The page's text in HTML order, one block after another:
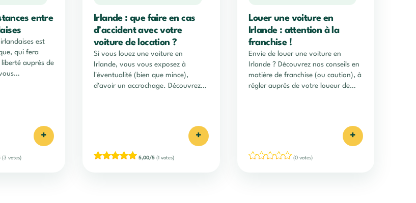
entre
est
qui fera
auprès de
+
(3 votes)
Irlande : que faire en cas
d’accident avec votre
voiture de location ?
Si vous louez une voiture en
Irlande, vous vous exposez à
l'éventualité (bien que mince),
d'avoir un accrochage. Découvrez
+
5,00/5 (1 votes)
Louer une voiture en
Irlande : attention à la
franchise !
Envie de louer une voiture en
Irlande ? Découvrez nos conseils en
matière de franchise (ou caution), à
régler auprès de votre loueur de
+
(0 votes)